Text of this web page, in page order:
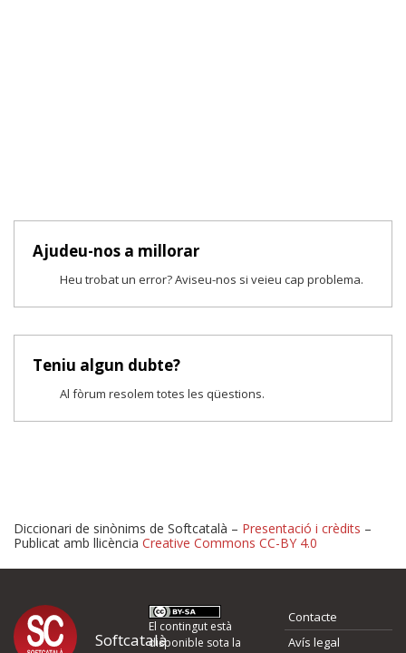
Ajudeu-nos a millorar
Heu trobat un error? Aviseu-nos si veieu cap problema.
Teniu algun dubte?
Al fòrum resolem totes les qüestions.
Proposeu-nos millores o
d'errors
Diccionari de sinònims de Softcatalà – Presentació i crèdits –
Publicat amb llicència Creative Commons CC-BY 4.0
Softcatalà
El contingut està
disponible sota la
Contacte
Avís legal